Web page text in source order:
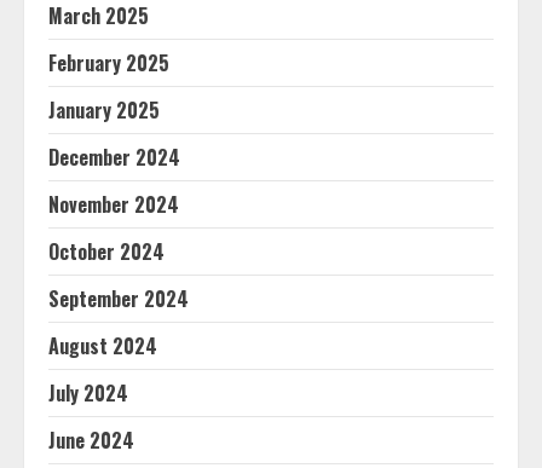
March 2025
February 2025
January 2025
December 2024
November 2024
October 2024
September 2024
August 2024
July 2024
June 2024